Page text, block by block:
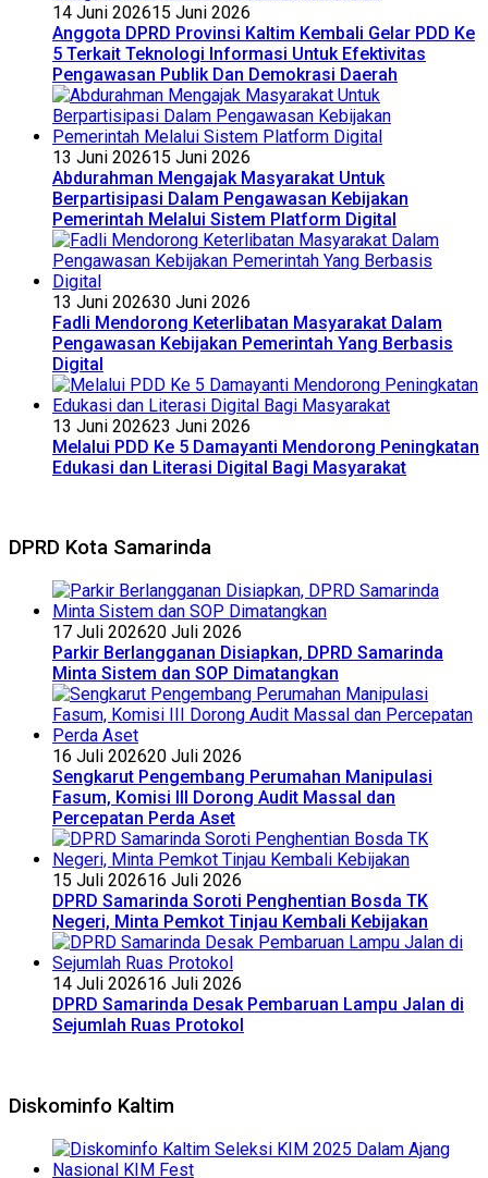
14 Juni 202615 Juni 2026
Anggota DPRD Provinsi Kaltim Kembali Gelar PDD Ke
5 Terkait Teknologi Informasi Untuk Efektivitas
Pengawasan Publik Dan Demokrasi Daerah
13 Juni 202615 Juni 2026
Abdurahman Mengajak Masyarakat Untuk
Berpartisipasi Dalam Pengawasan Kebijakan
Pemerintah Melalui Sistem Platform Digital
13 Juni 202630 Juni 2026
Fadli Mendorong Keterlibatan Masyarakat Dalam
Pengawasan Kebijakan Pemerintah Yang Berbasis
Digital
13 Juni 202623 Juni 2026
Melalui PDD Ke 5 Damayanti Mendorong Peningkatan
Edukasi dan Literasi Digital Bagi Masyarakat
DPRD Kota Samarinda
17 Juli 202620 Juli 2026
Parkir Berlangganan Disiapkan, DPRD Samarinda
Minta Sistem dan SOP Dimatangkan
16 Juli 202620 Juli 2026
Sengkarut Pengembang Perumahan Manipulasi
Fasum, Komisi III Dorong Audit Massal dan
Percepatan Perda Aset
15 Juli 202616 Juli 2026
DPRD Samarinda Soroti Penghentian Bosda TK
Negeri, Minta Pemkot Tinjau Kembali Kebijakan
14 Juli 202616 Juli 2026
DPRD Samarinda Desak Pembaruan Lampu Jalan di
Sejumlah Ruas Protokol
Diskominfo Kaltim